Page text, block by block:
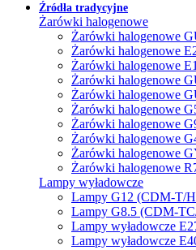
Źródła tradycyjne
Żarówki halogenowe
Żarówki halogenowe
Żarówki halogenowe
Żarówki halogenowe
Żarówki halogenowe
Żarówki halogenowe
Żarówki halogenowe
Żarówki halogenowe
Żarówki halogenowe
Żarówki halogenowe
Żarówki halogenowe
Lampy wyładowcze
Lampy G12 (CDM-T/
Lampy G8.5 (CDM-
Lampy wyładowcze
Lampy wyładowcze